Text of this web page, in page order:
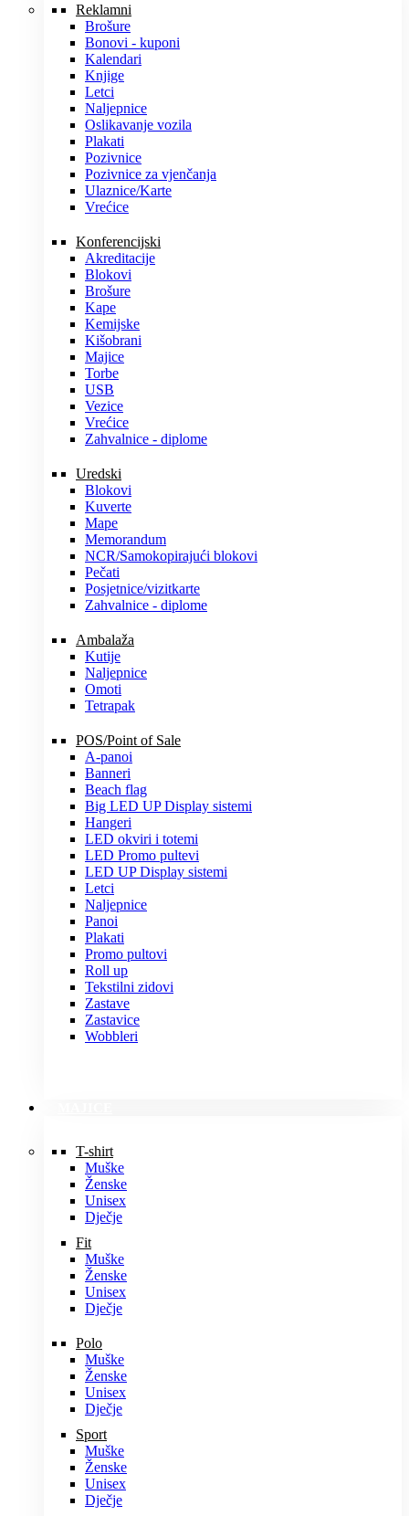
Reklamni
Brošure
Bonovi - kuponi
Kalendari
Knjige
Letci
Naljepnice
Oslikavanje vozila
Plakati
Pozivnice
Pozivnice za vjenčanja
Ulaznice/Karte
Vrećice
Konferencijski
Akreditacije
Blokovi
Brošure
Kape
Kemijske
Kišobrani
Majice
Torbe
USB
Vezice
Vrećice
Zahvalnice - diplome
Uredski
Blokovi
Kuverte
Mape
Memorandum
NCR/Samokopirajući blokovi
Pečati
Posjetnice/vizitkarte
Zahvalnice - diplome
Ambalaža
Kutije
Naljepnice
Omoti
Tetrapak
POS/Point of Sale
A-panoi
Banneri
Beach flag
Big LED UP Display sistemi
Hangeri
LED okviri i totemi
LED Promo pultevi
LED UP Display sistemi
Letci
Naljepnice
Panoi
Plakati
Promo pultovi
Roll up
Tekstilni zidovi
Zastave
Zastavice
Wobbleri
T-shirt
Muške
Ženske
Unisex
Dječje
Fit
Muške
Ženske
Unisex
Dječje
Polo
Muške
Ženske
Unisex
Dječje
Sport
Muške
Ženske
Unisex
Dječje